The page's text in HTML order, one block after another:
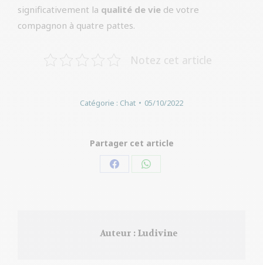
significativement la qualité de vie de votre
compagnon à quatre pattes.
Notez cet article
Catégorie : Chat 05/10/2022
Partager cet article
PartagerPartager
Auteur : Ludivine